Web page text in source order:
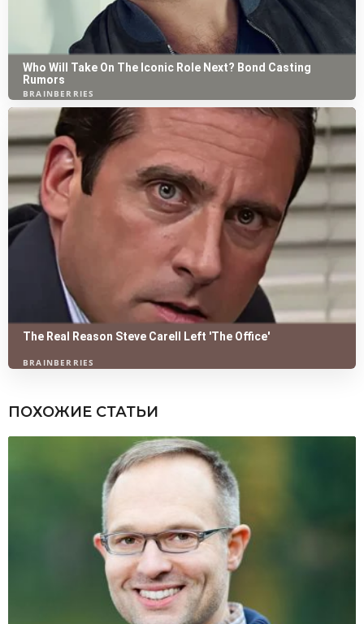
ПОХОЖИЕ СТАТЬИ